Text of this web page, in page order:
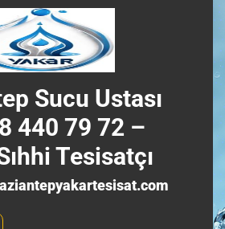
Sucu Ustası
440 79 72 –
Tesisatçı